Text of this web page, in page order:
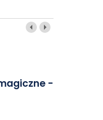
-